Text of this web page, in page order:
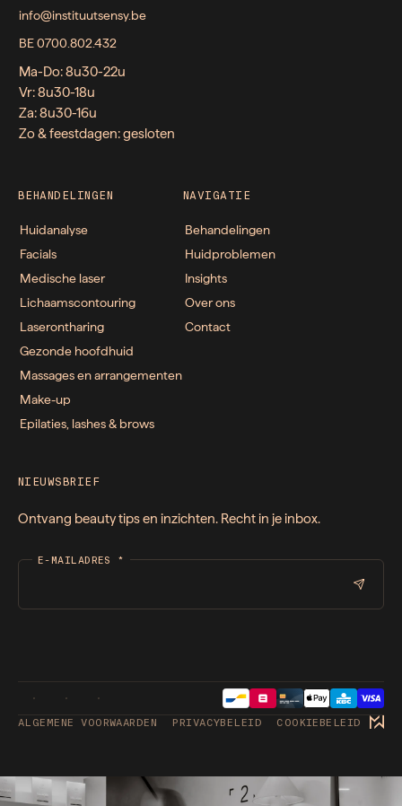
info@instituutsensy.be
BE 0700.802.432
Ma-Do: 8u30-22u
Vr: 8u30-18u
Za: 8u30-16u
Zo & feestdagen: gesloten
BEHANDELINGEN
Huidanalyse
Facials
Medische laser
Lichaamscontouring
Laserontharing
Gezonde hoofdhuid
Massages en arrangementen
Make-up
Epilaties, lashes & brows
NAVIGATIE
Behandelingen
Huidproblemen
Insights
Over ons
Contact
NIEUWSBRIEF
Ontvang beauty tips en inzichten. Recht in je inbox.
E-MAILADRES *
ALGEMENE VOORWAARDEN PRIVACYBELEID COOKIEBELEID